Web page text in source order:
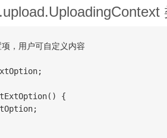
，用户可自定义内容
{